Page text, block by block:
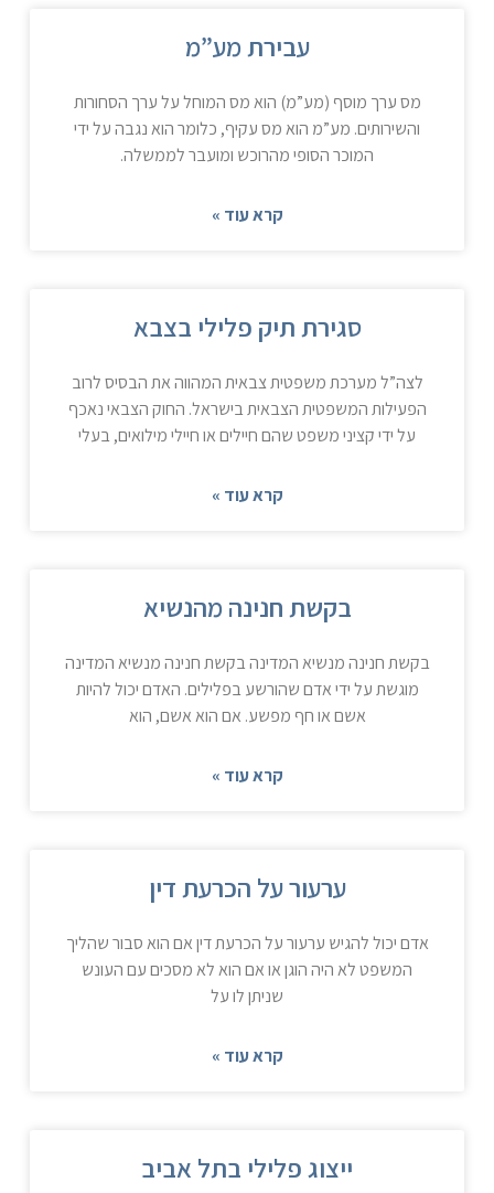
עבירת מע”מ
מס ערך מוסף (מע”מ) הוא מס המוחל על ערך הסחורות
והשירותים. מע”מ הוא מס עקיף, כלומר הוא נגבה על ידי
המוכר הסופי מהרוכש ומועבר לממשלה.
קרא עוד »
סגירת תיק פלילי בצבא
לצה”ל מערכת משפטית צבאית המהווה את הבסיס לרוב
הפעילות המשפטית הצבאית בישראל. החוק הצבאי נאכף
על ידי קציני משפט שהם חיילים או חיילי מילואים, בעלי
קרא עוד »
בקשת חנינה מהנשיא
בקשת חנינה מנשיא המדינה בקשת חנינה מנשיא המדינה
מוגשת על ידי אדם שהורשע בפלילים. האדם יכול להיות
אשם או חף מפשע. אם הוא אשם, הוא
קרא עוד »
ערעור על הכרעת דין
אדם יכול להגיש ערעור על הכרעת דין אם הוא סבור שהליך
המשפט לא היה הוגן או אם הוא לא מסכים עם העונש
שניתן לו על
קרא עוד »
ייצוג פלילי בתל אביב